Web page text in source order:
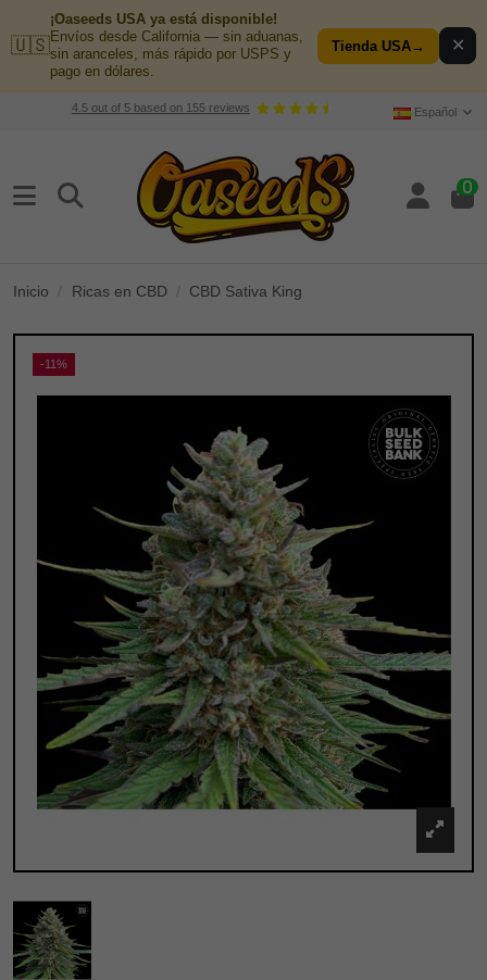
🇺🇸
¡Oaseeds USA ya está disponible!
Envíos desde California — sin aduanas,
sin aranceles, más rápido por USPS y
pago en dólares.
Tienda USA→ ✕
4.5out of 5based on 155reviews Español
0
Inicio Ricas en CBD CBD Sativa King
-11%